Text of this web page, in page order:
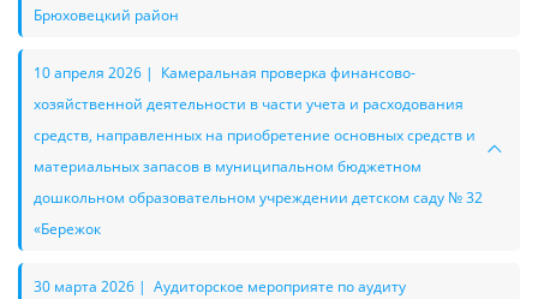
Брюховецкий район
10 апреля 2026 | Камеральная проверка финансово-
хозяйственной деятельности в части учета и расходования
средств, направленных на приобретение основных средств и
материальных запасов в муниципальном бюджетном
дошкольном образовательном учреждении детском саду № 32
«Бережок
30 марта 2026 | Аудиторское мероприяте по аудиту